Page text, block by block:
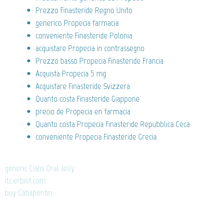
Prezzo Finasteride Regno Unito
generico Propecia farmacia
conveniente Finasteride Polonia
acquistare Propecia in contrassegno
Prezzo basso Propecia Finasteride Francia
Acquista Propecia 5 mg
Acquistare Finasteride Svizzera
Quanto costa Finasteride Giappone
precio de Propecia en farmacia
Quanto costa Propecia Finasteride Repubblica Ceca
conveniente Propecia Finasteride Grecia
generic Cialis Oral Jelly
itc.erbilit.com
buy Gabapentin